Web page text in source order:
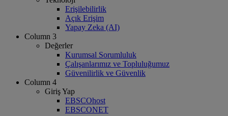
Erişilebilirlik
Açık Erişim
Yapay Zeka (AI)
Column 3
Değerler
Kurumsal Sorumluluk
Çalışanlarımız ve Topluluğumuz
Güvenilirlik ve Güvenlik
Column 4
Giriş Yap
EBSCOhost
EBSCONET